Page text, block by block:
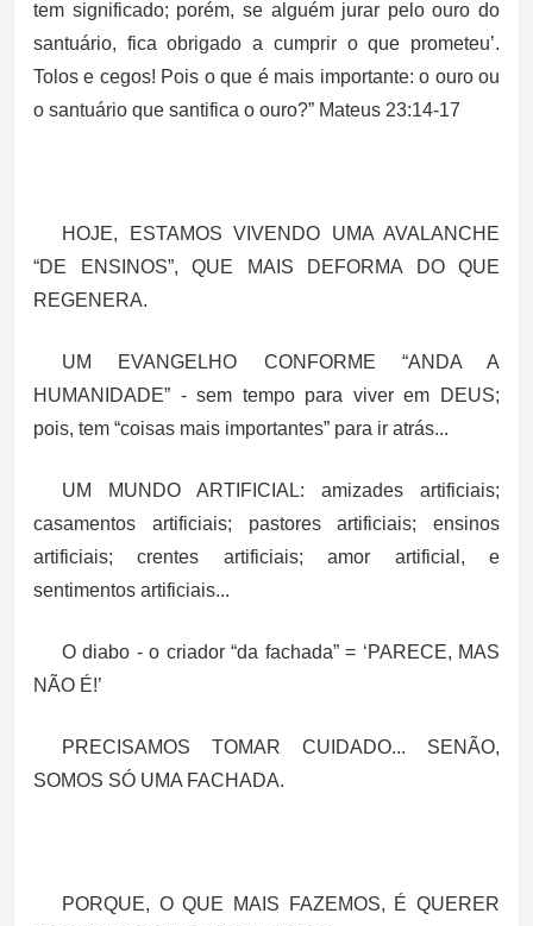
tem significado; porém, se alguém jurar pelo ouro do
santuário, fica obrigado a cumprir o que prometeu’.
Tolos e cegos! Pois o que é mais importante: o ouro ou
o santuário que santifica o ouro?” Mateus 23:14-17
HOJE, ESTAMOS VIVENDO UMA AVALANCHE
“DE ENSINOS”, QUE MAIS DEFORMA DO QUE
REGENERA.
UM EVANGELHO CONFORME “ANDA A
HUMANIDADE” - sem tempo para viver em DEUS;
pois, tem “coisas mais importantes” para ir atrás...
UM MUNDO ARTIFICIAL: amizades artificiais;
casamentos artificiais; pastores artificiais; ensinos
artificiais; crentes artificiais; amor artificial, e
sentimentos artificiais...
O diabo - o criador “da fachada” = ‘PARECE, MAS
NÃO É!’
PRECISAMOS TOMAR CUIDADO... SENÃO,
SOMOS SÓ UMA FACHADA.
PORQUE, O QUE MAIS FAZEMOS, É QUERER